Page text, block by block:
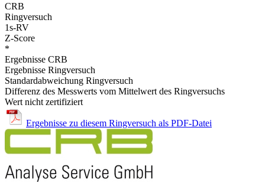
CRB
Ringversuch
1s-RV
Z-Score
*
Ergebnisse CRB
Ergebnisse Ringversuch
Standardabweichung Ringversuch
Differenz des Messwerts vom Mittelwert des Ringversuchs
Wert nicht zertifiziert
Ergebnisse zu diesem Ringversuch als PDF-Datei